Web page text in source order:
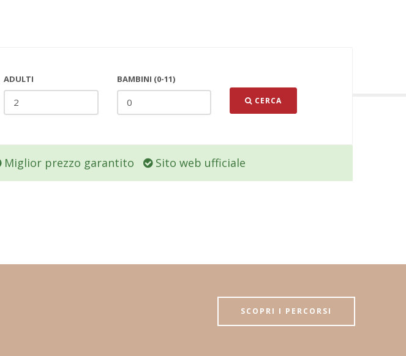
ADULTI BAMBINI (0-11)
CERCA
Miglior prezzo garantito Sito web ufficiale
SCOPRI I PERCORSI